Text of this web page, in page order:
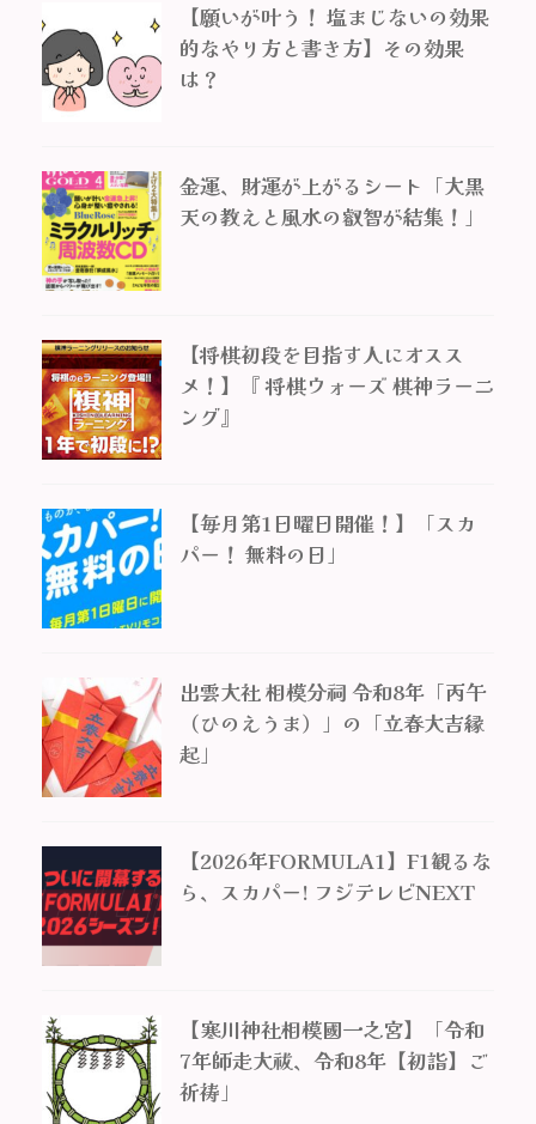
【願いが叶う！ 塩まじないの効果
的なやり方と書き方】その効果
は？
金運、財運が上がるシート「大黒
天の教えと風水の叡智が結集！」
【将棋初段を目指す人にオスス
メ！】『 将棋ウォーズ 棋神ラーニ
ング』
【毎月第1日曜日開催！】「スカ
パー！ 無料の日」
出雲大社 相模分祠 令和8年「丙午
（ひのえうま）」の「立春大吉縁
起」
【2026年FORMULA1】F1観るな
ら、スカパー! フジテレビNEXT
【寒川神社相模國一之宮】「令和
7年師走大祓、令和8年【初詣】ご
祈祷」